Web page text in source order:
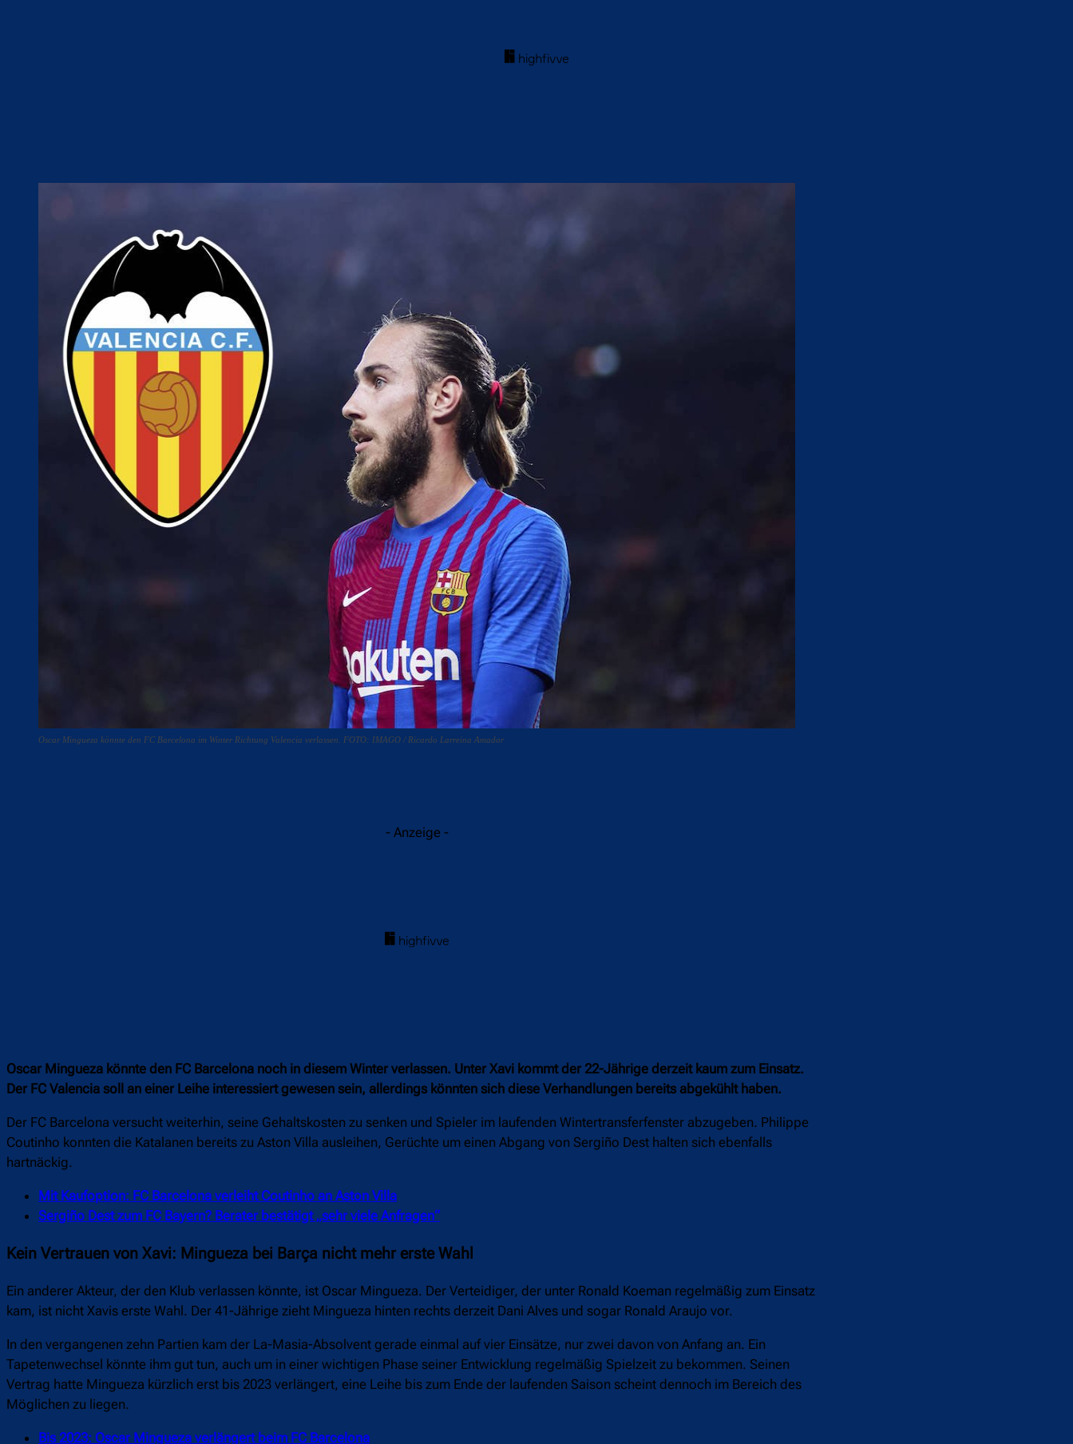
Oscar Mingueza könnte den FC Barcelona im Winter Richtung Valencia verlassen. FOTO: IMAGO / Ricardo Larreina Amador
- Anzeige -
Oscar Mingueza könnte den FC Barcelona noch in diesem Winter verlassen. Unter Xavi kommt der 22-Jährige derzeit kaum zum Einsatz.
Der FC Valencia soll an einer Leihe interessiert gewesen sein, allerdings könnten sich diese Verhandlungen bereits abgekühlt haben.
Der FC Barcelona versucht weiterhin, seine Gehaltskosten zu senken und Spieler im laufenden Wintertransferfenster abzugeben. Philippe
Coutinho konnten die Katalanen bereits zu Aston Villa ausleihen, Gerüchte um einen Abgang von Sergiño Dest halten sich ebenfalls
hartnäckig.
Mit Kaufoption: FC Barcelona verleiht Coutinho an Aston Villa
Sergiño Dest zum FC Bayern? Berater bestätigt „sehr viele Anfragen“
Kein Vertrauen von Xavi: Mingueza bei Barça nicht mehr erste Wahl
Ein anderer Akteur, der den Klub verlassen könnte, ist Oscar Mingueza. Der Verteidiger, der unter Ronald Koeman regelmäßig zum Einsatz
kam, ist nicht Xavis erste Wahl. Der 41-Jährige zieht Mingueza hinten rechts derzeit Dani Alves und sogar Ronald Araujo vor.
In den vergangenen zehn Partien kam der La-Masia-Absolvent gerade einmal auf vier Einsätze, nur zwei davon von Anfang an. Ein
Tapetenwechsel könnte ihm gut tun, auch um in einer wichtigen Phase seiner Entwicklung regelmäßig Spielzeit zu bekommen. Seinen
Vertrag hatte Mingueza kürzlich erst bis 2023 verlängert, eine Leihe bis zum Ende der laufenden Saison scheint dennoch im Bereich des
Möglichen zu liegen.
Bis 2023: Oscar Mingueza verlängert beim FC Barcelona